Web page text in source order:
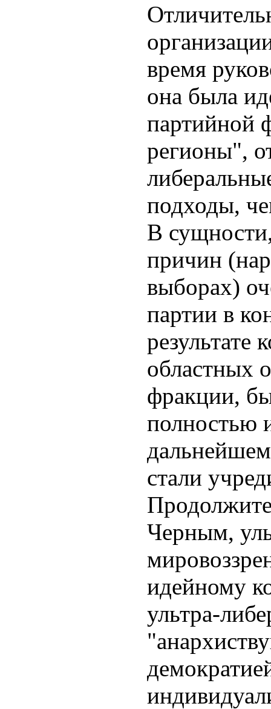
время
она была
партийной
регионы",
подходы,
В
причин
выборах)
партии в
результате
областных
фракции,
полностью
стали
Черным,
идейному
ультра-